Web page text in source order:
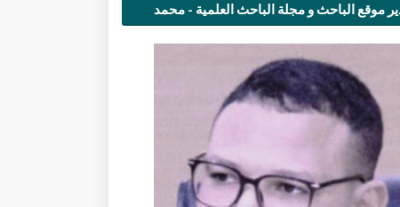
موقع الباحث و مجلة الباحث العلمية - محمد